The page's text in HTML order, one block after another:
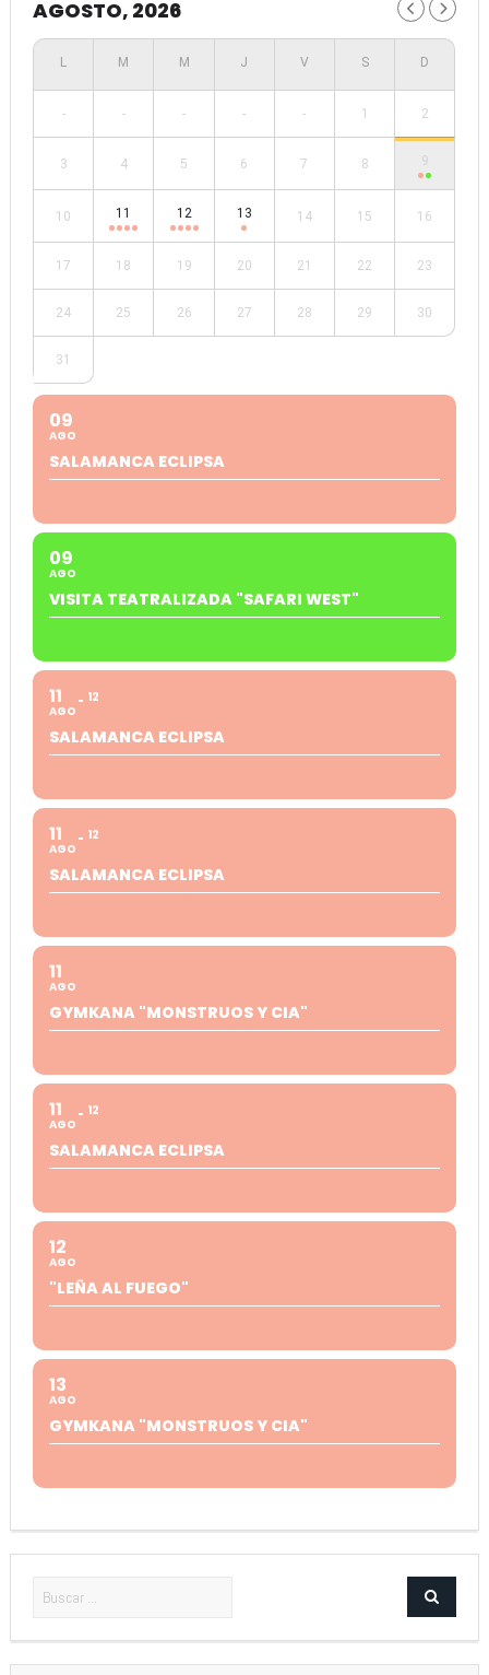
AGOSTO, 2026
- - - - - 1 2
3 4 5 6 7 8 9
10 11 12 13 14 15 16
17 18 19 20 21 22 23
24 25 26 27 28 29 30
31
09
AGO
SALAMANCA ECLIPSA
09
AGO
VISITA TEATRALIZADA "SAFARI WEST"
11
AGO
12
SALAMANCA ECLIPSA
11
AGO
12
SALAMANCA ECLIPSA
11
AGO
GYMKANA "MONSTRUOS Y CIA"
11
AGO
12
SALAMANCA ECLIPSA
12
AGO
"LEÑA AL FUEGO"
13
AGO
GYMKANA "MONSTRUOS Y CIA"